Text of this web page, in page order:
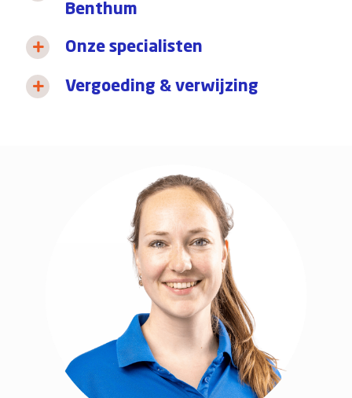
Benthum
Onze specialisten
Vergoeding & verwijzing